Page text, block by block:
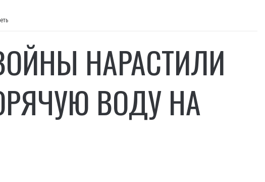
НАРАСТИЛИ
ВОДУ НА